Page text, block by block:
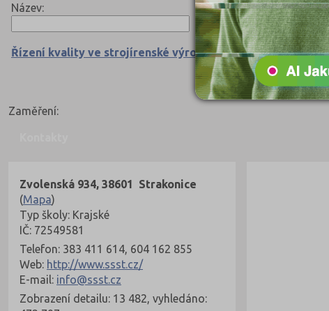
Název:
Řízení kvality ve strojírenské výrobě a službách (2341N07)
Zaměření:
Zvolenská 934, 38601 Strakonice
(Mapa)
Typ školy: Krajské
IČ: 72549581
Telefon: 383 411 614, 604 162 855
Web: http://www.ssst.cz/
E-mail: info@ssst.cz
Zobrazení detailu: 13 482, vyhledáno: